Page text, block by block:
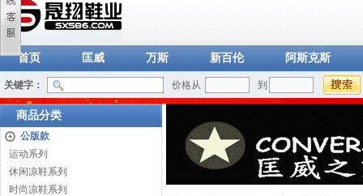
首页 匡威 万斯 新百伦 阿斯克斯
关键字： 价格从 到
商品分类
公版款
运动系列
休闲凉鞋系列
时尚凉鞋系列